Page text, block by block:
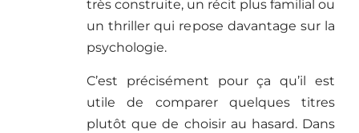
très construite, un récit plus familial ou
un thriller qui repose davantage sur la
psychologie.
C’est précisément pour ça qu’il est
utile de comparer quelques titres
plutôt que de choisir au hasard. Dans